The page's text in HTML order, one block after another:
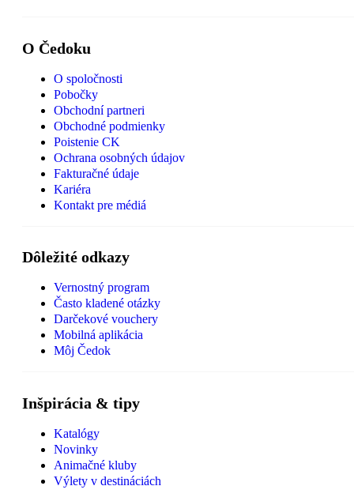
O Čedoku
O spoločnosti
Pobočky
Obchodní partneri
Obchodné podmienky
Poistenie CK
Ochrana osobných údajov
Fakturačné údaje
Kariéra
Kontakt pre médiá
Dôležité odkazy
Vernostný program
Často kladené otázky
Darčekové vouchery
Mobilná aplikácia
Môj Čedok
Inšpirácia & tipy
Katalógy
Novinky
Animačné kluby
Výlety v destináciách